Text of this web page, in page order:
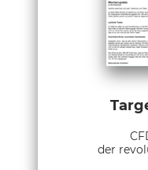
der